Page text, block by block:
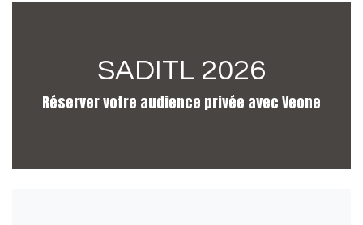
SADITL 2026
Réserver votre audience privée avec Veone